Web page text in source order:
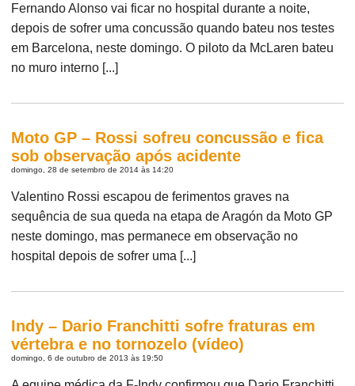
Fernando Alonso vai ficar no hospital durante a noite,
depois de sofrer uma concussão quando bateu nos testes
em Barcelona, neste domingo. O piloto da McLaren bateu
no muro interno [...]
Moto GP – Rossi sofreu concussão e fica
sob observação após acidente
domingo, 28 de setembro de 2014 às 14:20
Valentino Rossi escapou de ferimentos graves na
sequência de sua queda na etapa de Aragón da Moto GP
neste domingo, mas permanece em observação no
hospital depois de sofrer uma [...]
Indy – Dario Franchitti sofre fraturas em
vértebra e no tornozelo (vídeo)
domingo, 6 de outubro de 2013 às 19:50